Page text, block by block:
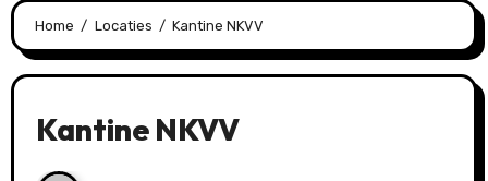
Home Locaties Kantine NKVV
Kantine NKVV